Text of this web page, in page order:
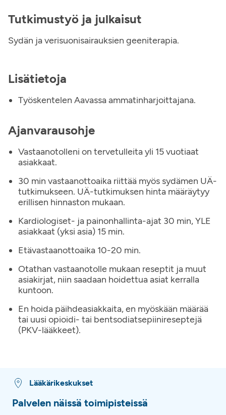
Tutkimustyö ja julkaisut
Sydän ja verisuonisairauksien geeniterapia.
Lisätietoja
Työskentelen Aavassa ammatinharjoittajana.
Ajanvarausohje
Vastaanotolleni on tervetulleita yli 15 vuotiaat
asiakkaat.
30 min vastaanottoaika riittää myös sydämen UÄ-
tutkimukseen. UÄ-tutkimuksen hinta määräytyy
erillisen hinnaston mukaan.
Kardiologiset- ja painonhallinta-ajat 30 min, YLE
asiakkaat (yksi asia) 15 min.
Etävastaanottoaika 10-20 min.
Otathan vastaanotolle mukaan reseptit ja muut
asiakirjat, niin saadaan hoidettua asiat kerralla
kuntoon.
En hoida päihdeasiakkaita, en myöskään määrää
tai uusi opioidi- tai bentsodiatsepiinireseptejä
(PKV-lääkkeet).
Lääkärikeskukset
Palvelen näissä toimipisteissä